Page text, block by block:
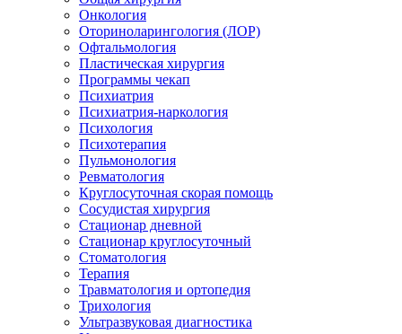
Онкология
Оториноларингология (ЛОР)
Офтальмология
Пластическая хирургия
Программы чекап
Психиатрия
Психиатрия-наркология
Психология
Психотерапия
Пульмонология
Ревматология
Круглосуточная скорая помощь
Сосудистая хирургия
Стационар дневной
Стационар круглосуточный
Стоматология
Терапия
Травматология и ортопедия
Трихология
Ультразвуковая диагностика